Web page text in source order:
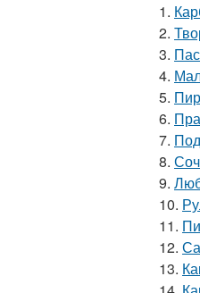
1.
2.
3.
4.
5.
6.
7.
8.
9.
10.
11.
12.
13.